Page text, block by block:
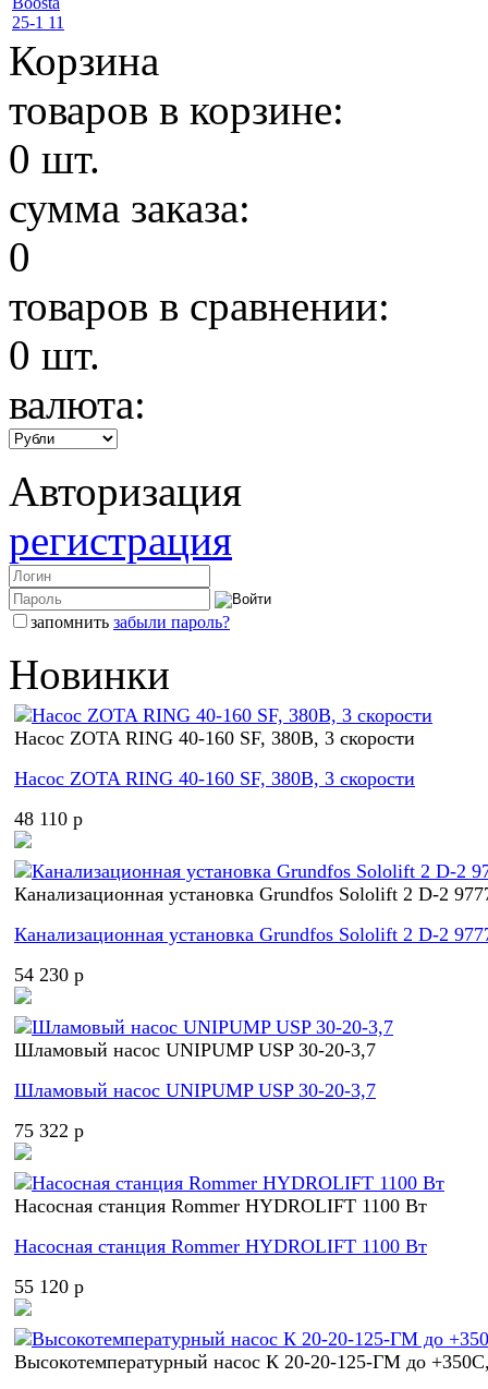
Корзина
товаров в корзине:
0 шт.
сумма заказа:
0
товаров в сравнении:
0 шт.
валюта:
Авторизация
регистрация
запомнить забыли пароль?
Новинки
Насос ZOTA RING 40-160 SF, 380В, 3 скорости
Насос ZOTA RING 40-160 SF, 380В, 3 скорости
48 110 p
Канализационная установка Grundfos Sololift 2 D-2
Канализационная установка Grundfos Sololift 2 D-2
54 230 p
Шламовый насос UNIPUMP USP 30-20-3,7
Шламовый насос UNIPUMP USP 30-20-3,7
75 322 p
Насосная станция Rommer HYDROLIFT 1100 Вт
Насосная станция Rommer HYDROLIFT 1100 Вт
55 120 p
Высокотемпературный насос К 20-20-125-ГМ до